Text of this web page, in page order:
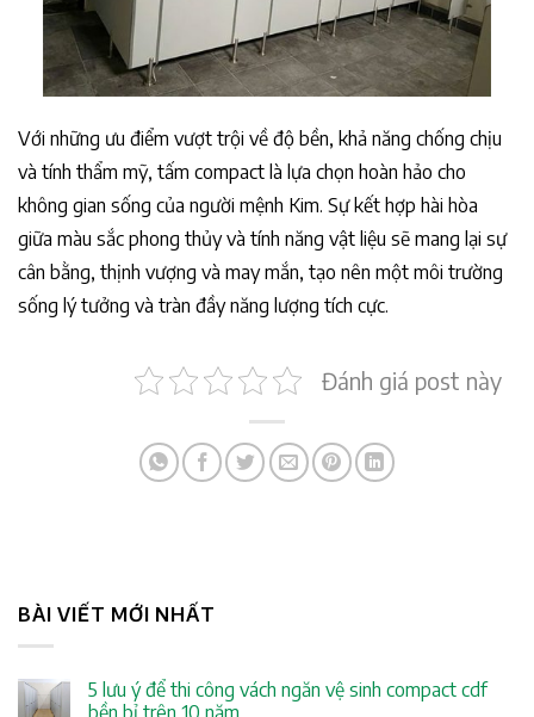
Với những ưu điểm vượt trội về độ bền, khả năng chống chịu
và tính thẩm mỹ, tấm compact là lựa chọn hoàn hảo cho
không gian sống của người mệnh Kim. Sự kết hợp hài hòa
giữa màu sắc phong thủy và tính năng vật liệu sẽ mang lại sự
cân bằng, thịnh vượng và may mắn, tạo nên một môi trường
sống lý tưởng và tràn đầy năng lượng tích cực.
Đánh giá post này
BÀI VIẾT MỚI NHẤT
5 lưu ý để thi công vách ngăn vệ sinh compact cdf
bền bỉ trên 10 năm